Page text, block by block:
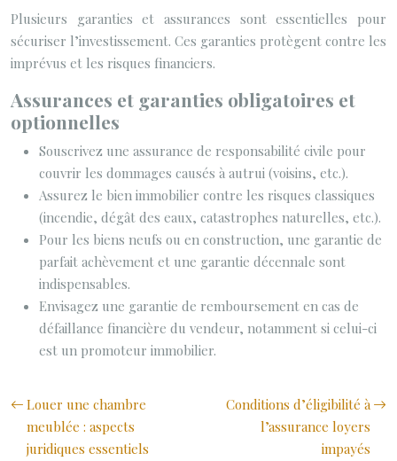
Plusieurs garanties et assurances sont essentielles pour
sécuriser l’investissement. Ces garanties protègent contre les
imprévus et les risques financiers.
Assurances et garanties obligatoires et
optionnelles
Souscrivez une assurance de responsabilité civile pour
couvrir les dommages causés à autrui (voisins, etc.).
Assurez le bien immobilier contre les risques classiques
(incendie, dégât des eaux, catastrophes naturelles, etc.).
Pour les biens neufs ou en construction, une garantie de
parfait achèvement et une garantie décennale sont
indispensables.
Envisagez une garantie de remboursement en cas de
défaillance financière du vendeur, notamment si celui-ci
est un promoteur immobilier.
Louer une chambre
meublée : aspects
juridiques essentiels
Conditions d’éligibilité à
l’assurance loyers
impayés